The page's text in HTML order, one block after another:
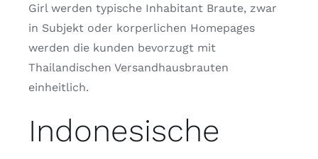
Girl werden typische Inhabitant Braute, zwar
in Subjekt oder korperlichen Homepages
werden die kunden bevorzugt mit
Thailandischen Versandhausbrauten
einheitlich.
Indonesische